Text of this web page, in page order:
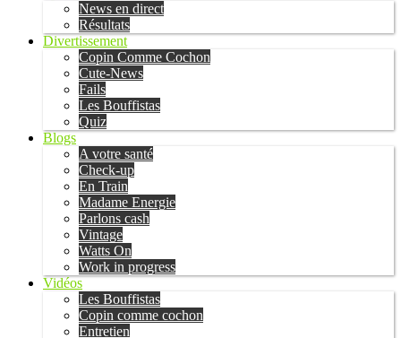
News en direct
Résultats
Divertissement
Copin Comme Cochon
Cute-News
Fails
Les Bouffistas
Quiz
Blogs
A votre santé
Check-up
En Train
Madame Energie
Parlons cash
Vintage
Watts On
Work in progress
Vidéos
Les Bouffistas
Copin comme cochon
Entretien